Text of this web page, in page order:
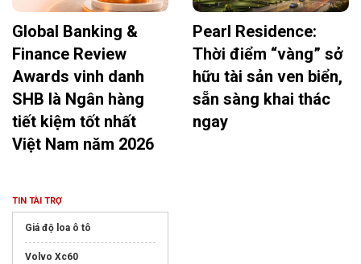
Global Banking &
Finance Review
Awards vinh danh
SHB là Ngân hàng
tiết kiệm tốt nhất
Việt Nam năm 2026
Pearl Residence:
Thời điểm “vàng” sở
hữu tài sản ven biển,
sẵn sàng khai thác
ngay
TIN TÀI TRỢ
Giá độ loa ô tô
Volvo Xc60